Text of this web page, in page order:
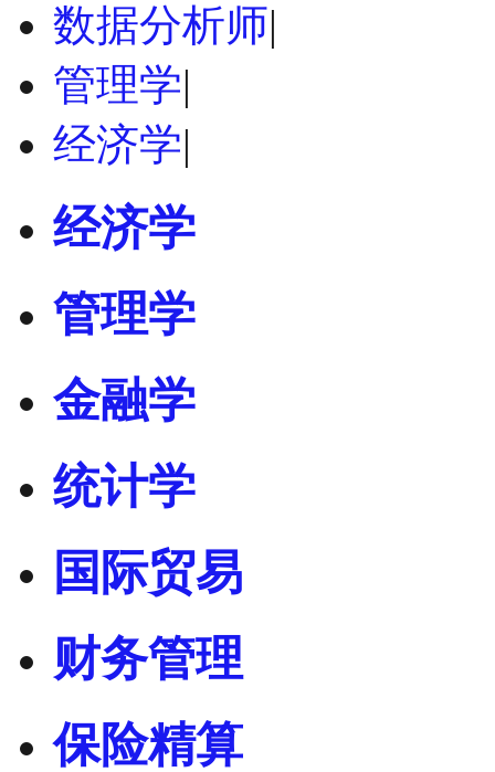
数据分析师|
管理学|
经济学|
经济学
管理学
金融学
统计学
国际贸易
财务管理
保险精算